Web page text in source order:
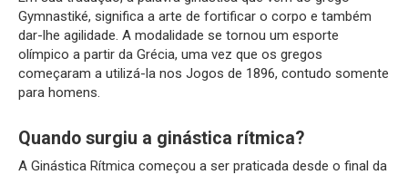
Gymnastiké, significa a arte de fortificar o corpo e também
dar-lhe agilidade. A modalidade se tornou um esporte
olímpico a partir da Grécia, uma vez que os gregos
começaram a utilizá-la nos Jogos de 1896, contudo somente
para homens.
Quando surgiu a ginástica rítmica?
A Ginástica Rítmica começou a ser praticada desde o final da